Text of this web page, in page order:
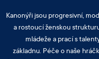
Kanonýři jsou progresivní,
a rostoucí ženskou
mládeže a prací s
základnu. Péče o naše